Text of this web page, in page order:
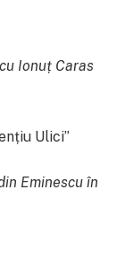
Ionuț Caras
Ulici”
Eminescu în